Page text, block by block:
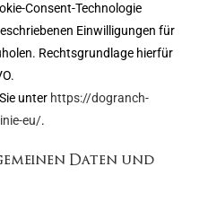
Consent-Technologie
Einwilligungen für
Rechtsgrundlage hierfür
unter https://dogranch-
eu/.
Daten und